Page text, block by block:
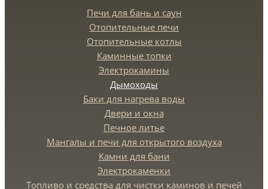
Печи для бань и саун
Отопительные печи
Отопительные котлы
Каминные топки
Электрокамины
Дымоходы
Баки для нагрева воды
Двери и окна
Печное литье
Мангалы и печи для открытого воздуха
Камни для бани
Электрокаменки
Топливо и средства для чистки каминов и печей